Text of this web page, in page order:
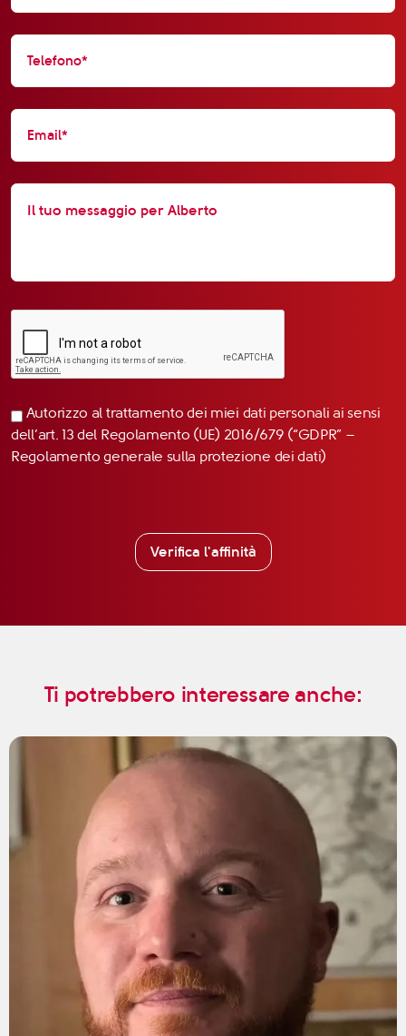
Autorizzo al trattamento dei miei dati personali ai sensi
dell’art. 13 del Regolamento (UE) 2016/679 (“GDPR” –
Regolamento generale sulla protezione dei dati)
Verifica l'affinità
Ti potrebbero interessare anche: